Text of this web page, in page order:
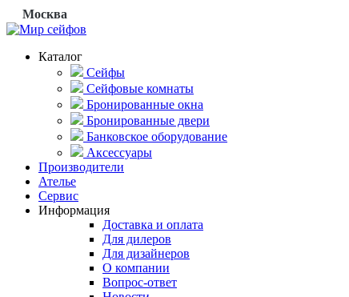
Москва
Каталог
Сейфы
Сейфовые комнаты
Бронированные окна
Бронированные двери
Банковское оборудование
Аксессуары
Производители
Ателье
Сервис
Информация
Доставка и оплата
Для дилеров
Для дизайнеров
О компании
Вопрос-ответ